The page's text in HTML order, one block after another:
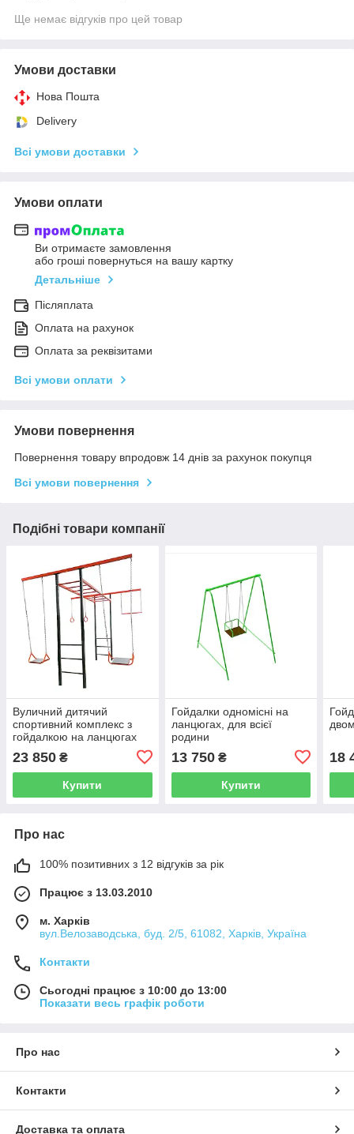
Ще немає відгуків про цей товар
Умови доставки
Нова Пошта
Delivery
Всі умови доставки
Умови оплати
Ви отримаєте замовлення
або гроші повернуться на вашу картку
Детальніше
Післяплата
Оплата на рахунок
Оплата за реквізитами
Всі умови оплати
Умови повернення
Повернення товару впродовж 14 днів за рахунок покупця
Всі умови повернення
Подібні товари компанії
Вуличний дитячий
спортивний комплекс з
гойдалкою на ланцюгах
23 850 ₴
Купити
Гойдалки одномісні на
ланцюгах, для всієї
родини
13 750₴
Купити
18
Про нас
100% позитивних з 12 відгуків за рік
Працює з 13.03.2010
м. Харків
вул.Велозаводська, буд. 2/5, 61082, Харків, Україна
Контакти
Сьогодні працює з 10:00 до 13:00
Показати весь графік роботи
Про нас
Контакти
Доставка та оплата